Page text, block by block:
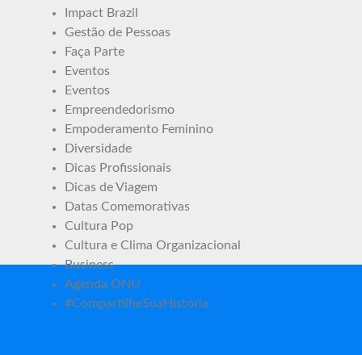
Impact Brazil
Gestão de Pessoas
Faça Parte
Eventos
Eventos
Empreendedorismo
Empoderamento Feminino
Diversidade
Dicas Profissionais
Dicas de Viagem
Datas Comemorativas
Cultura Pop
Cultura e Clima Organizacional
Business
Agenda ONU
#CompartilheSuaHistória